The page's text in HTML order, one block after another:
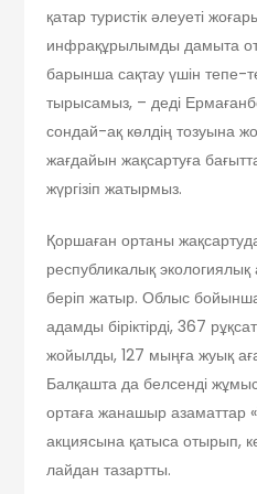
қатар туристік әлеуеті
инфрақұрылымды дамыта
барынша сақтау үшін тепе-
тырысамыз, – деді
сондай-ақ көлдің тозуына
жағдайын жақсартуға
жүргізіп жатырмыз.
Қоршаған ортаны
республикалық экологиялық
беріп жатыр. Облыс
адамды біріктірді, 367
жойылды, 127 мыңға жуық
Балқашта да белсенді
ортаға жанашыр азаматтар
акциясына қатыса отырып,
лайдан тазартты.